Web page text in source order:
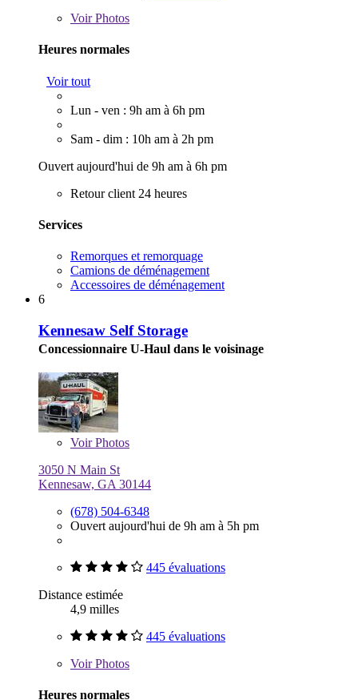
VoirPhotos
Heures normales
Voir tout
Lun - ven : 9h am à 6h pm
Sam - dim : 10h am à 2h pm
Ouvert aujourd'hui de 9h am à 6h pm
Retour client 24 heures
Services
Remorques et remorquage
Camions de déménagement
Accessoires de déménagement
6
Kennesaw Self Storage
Concessionnaire U-Haul dans le voisinage
VoirPhotos
3050 N Main St
Kennesaw, GA 30144
(678) 504-6348
Ouvert aujourd'hui de 9h am à 5h pm
445 évaluations
Distance estimée
4,9 milles
445 évaluations
VoirPhotos
Heures normales